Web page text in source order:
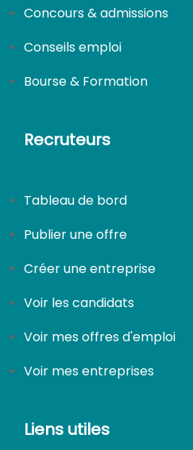
Concours & admissions
Conseils emploi
Bourse & Formation
Recruteurs
Tableau de bord
Publier une offre
Créer une entreprise
Voir les candidats
Voir mes offres d'emploi
Voir mes entreprises
Liens utiles